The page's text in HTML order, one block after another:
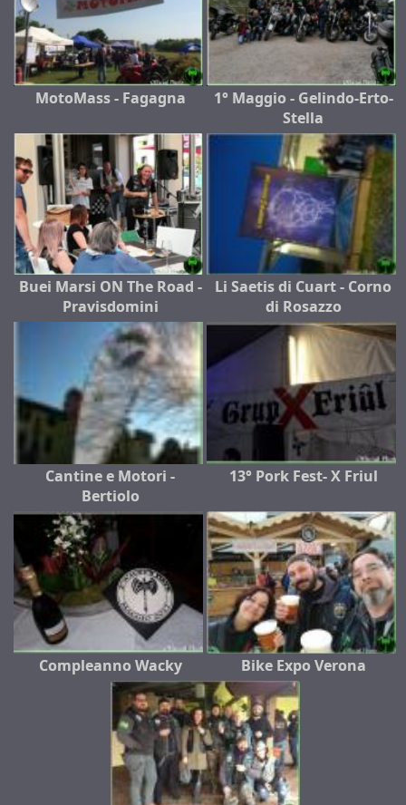
MotoMass - Fagagna
1° Maggio - Gelindo-Erto-
Stella
Buei Marsi ON The Road -
Pravisdomini
Li Saetis di Cuart - Corno
di Rosazzo
Cantine e Motori -
Bertiolo
13° Pork Fest- X Friul
Compleanno Wacky Bike Expo Verona